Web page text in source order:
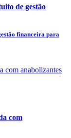
de gestão
financeira para
com